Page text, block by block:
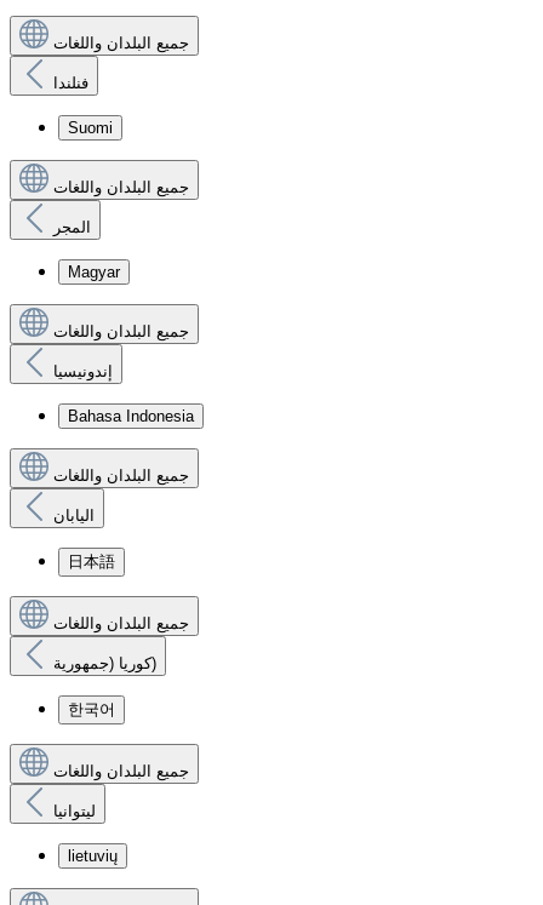
جميع البلدان واللغات
فنلندا
Suomi
جميع البلدان واللغات
المجر
Magyar
جميع البلدان واللغات
إندونيسيا
Bahasa Indonesia
جميع البلدان واللغات
اليابان
日本語
جميع البلدان واللغات
كوريا (جمهورية)
한국어
جميع البلدان واللغات
ليتوانيا
lietuvių